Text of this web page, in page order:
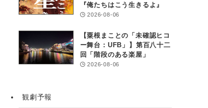
『俺たちはこう生きるよ』
2026-08-06
【粟根まことの「未確認ヒコ
ー舞台：UFB」】第百八十二
回「階段のある楽屋」
2026-08-06
観劇予報